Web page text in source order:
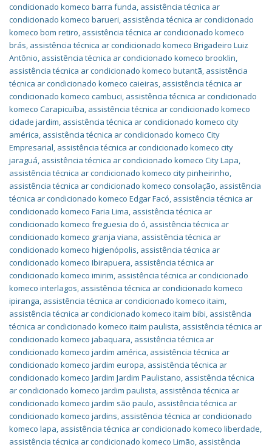
condicionado komeco barra funda, assistência técnica ar
condicionado komeco barueri, assistência técnica ar condicionado
komeco bom retiro, assistência técnica ar condicionado komeco
brás, assistência técnica ar condicionado komeco Brigadeiro Luiz
Antônio, assistência técnica ar condicionado komeco brooklin,
assistência técnica ar condicionado komeco butantã, assistência
técnica ar condicionado komeco caieiras, assistência técnica ar
condicionado komeco cambuci, assistência técnica ar condicionado
komeco Carapicuíba, assistência técnica ar condicionado komeco
cidade jardim, assistência técnica ar condicionado komeco city
américa, assistência técnica ar condicionado komeco City
Empresarial, assistência técnica ar condicionado komeco city
jaraguá, assistência técnica ar condicionado komeco City Lapa,
assistência técnica ar condicionado komeco city pinheirinho,
assistência técnica ar condicionado komeco consolação, assistência
técnica ar condicionado komeco Edgar Facó, assistência técnica ar
condicionado komeco Faria Lima, assistência técnica ar
condicionado komeco freguesia do ó, assistência técnica ar
condicionado komeco granja viana, assistência técnica ar
condicionado komeco higienópolis, assistência técnica ar
condicionado komeco Ibirapuera, assistência técnica ar
condicionado komeco imirim, assistência técnica ar condicionado
komeco interlagos, assistência técnica ar condicionado komeco
ipiranga, assistência técnica ar condicionado komeco itaim,
assistência técnica ar condicionado komeco itaim bibi, assistência
técnica ar condicionado komeco itaim paulista, assistência técnica ar
condicionado komeco jabaquara, assistência técnica ar
condicionado komeco jardim américa, assistência técnica ar
condicionado komeco jardim europa, assistência técnica ar
condicionado komeco Jardim Jardim Paulistano, assistência técnica
ar condicionado komeco jardim paulista, assistência técnica ar
condicionado komeco jardim são paulo, assistência técnica ar
condicionado komeco jardins, assistência técnica ar condicionado
komeco lapa, assistência técnica ar condicionado komeco liberdade,
assistência técnica ar condicionado komeco Limão, assistência